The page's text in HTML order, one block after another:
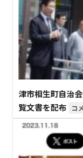
津市相生町自治
覧文書を配布